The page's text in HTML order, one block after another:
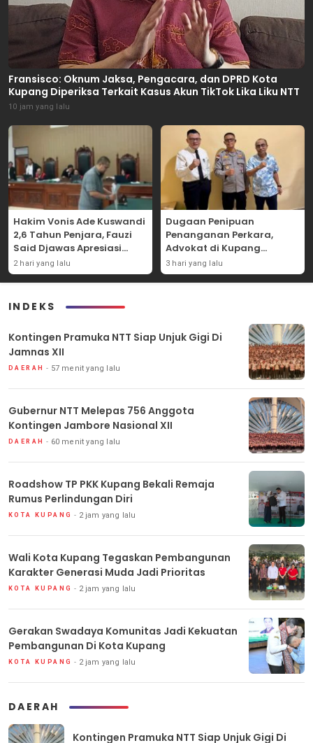
Fransisco: Oknum Jaksa, Pengacara, dan DPRD Kota
Kupang Diperiksa Terkait Kasus Akun TikTok Lika Liku NTT
10 jam yang lalu
Hakim Vonis Ade Kuswandi
2,6 Tahun Penjara, Fauzi
Said Djawas Apresiasi
Putusan
2 hari yang lalu
Dugaan Penipuan
Penanganan Perkara,
Advokat di Kupang
Dilaporkan ke Polda NTT
3 hari yang lalu
INDEKS
Kontingen Pramuka NTT Siap Unjuk Gigi Di
Jamnas XII
DAERAH 57 menit yang lalu
Gubernur NTT Melepas 756 Anggota
Kontingen Jambore Nasional XII
DAERAH 60 menit yang lalu
Roadshow TP PKK Kupang Bekali Remaja
Rumus Perlindungan Diri
KOTA KUPANG 2 jam yang lalu
Wali Kota Kupang Tegaskan Pembangunan
Karakter Generasi Muda Jadi Prioritas
KOTA KUPANG 2 jam yang lalu
Gerakan Swadaya Komunitas Jadi Kekuatan
Pembangunan Di Kota Kupang
KOTA KUPANG 2 jam yang lalu
DAERAH
Kontingen Pramuka NTT Siap Unjuk Gigi Di